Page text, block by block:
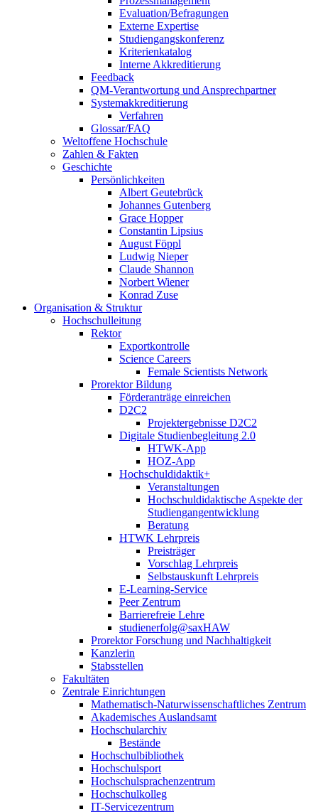
Evaluation/Befragungen
Externe Expertise
Studiengangskonferenz
Kriterienkatalog
Interne Akkreditierung
Feedback
QM-Verantwortung und Ansprechpartner
Systemakkreditierung
Verfahren
Glossar/FAQ
Weltoffene Hochschule
Zahlen & Fakten
Geschichte
Persönlichkeiten
Albert Geutebrück
Johannes Gutenberg
Grace Hopper
Constantin Lipsius
August Föppl
Ludwig Nieper
Claude Shannon
Norbert Wiener
Konrad Zuse
Organisation & Struktur
Hochschulleitung
Rektor
Exportkontrolle
Science Careers
Female Scientists Network
Prorektor Bildung
Förderanträge einreichen
D2C2
Projektergebnisse D2C2
Digitale Studienbegleitung 2.0
HTWK-App
HOZ-App
Hochschuldidaktik+
Veranstaltungen
Hochschuldidaktische Aspekte der
Studiengangentwicklung
Beratung
HTWK Lehrpreis
Preisträger
Vorschlag Lehrpreis
Selbstauskunft Lehrpreis
E-Learning-Service
Peer Zentrum
Barrierefreie Lehre
studienerfolg@saxHAW
Prorektor Forschung und Nachhaltigkeit
Kanzlerin
Stabsstellen
Fakultäten
Zentrale Einrichtungen
Mathematisch-Naturwissenschaftliches Zentrum
Akademisches Auslandsamt
Hochschularchiv
Bestände
Hochschulbibliothek
Hochschulsport
Hochschulsprachenzentrum
Hochschulkolleg
IT-Servicezentrum